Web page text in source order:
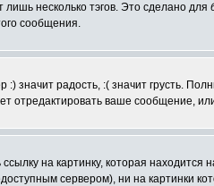
несколько тэгов. Это сделано для
сообщения.
радость, :( значит грусть.
отредактировать ваше сообщение,
на картинку, которая
сервером), ни на картинки